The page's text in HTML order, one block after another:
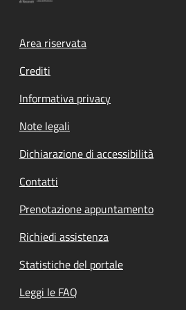
Footer menu
Area riservata
Crediti
Informativa privacy
Note legali
Dichiarazione di accessibilità
Contatti
Prenotazione appuntamento
Richiedi assistenza
Statistiche del portale
Leggi le FAQ